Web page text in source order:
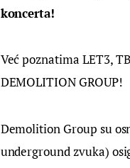
koncerta!
Već poznatima LET3,
DEMOLITION GROUP!
Demolition Group su
underground zvuka)